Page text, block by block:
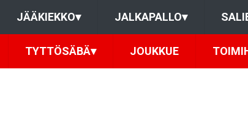
JÄÄKIEKKO▾ JALKAPALLO▾
TYTTÖSÄBÄ▾ JOUKKUE